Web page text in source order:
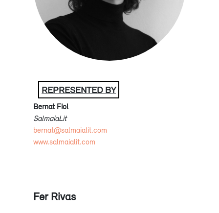
REPRESENTED BY
Bernat Fiol
SalmaiaLit
bernat@salmaialit.com
www.salmaialit.com
Fer Rivas